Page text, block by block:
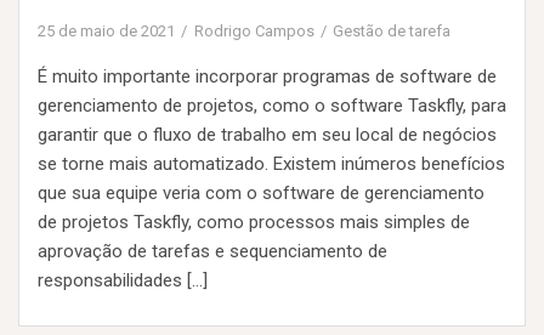
25 de maio de 2021 Rodrigo Campos Gestão de tarefa
É muito importante incorporar programas de software de
gerenciamento de projetos, como o software Taskfly, para
garantir que o fluxo de trabalho em seu local de negócios
se torne mais automatizado. Existem inúmeros benefícios
que sua equipe veria com o software de gerenciamento
de projetos Taskfly, como processos mais simples de
aprovação de tarefas e sequenciamento de
responsabilidades […]